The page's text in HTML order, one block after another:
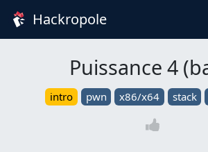
Hackropole
Puissance 4
intro pwn x86/x64 stack